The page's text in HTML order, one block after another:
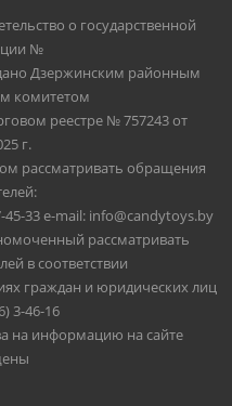
о государственной
№
Дзержинским районным
комитетом
реестре № 757243 от
г.
рассматривать обращения
45-33 e-mail: info@candytoys.by
рассматривать
в соответствии
граждан и юридических лиц
3-46-16
на информацию на сайте